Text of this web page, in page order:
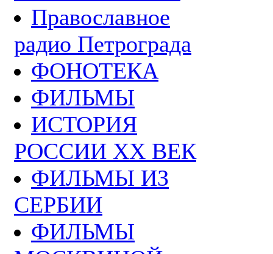
Православное
радио Петрограда
ФОНОТЕКА
ФИЛЬМЫ
ИСТОРИЯ
РОССИИ ХХ ВЕК
ФИЛЬМЫ ИЗ
СЕРБИИ
ФИЛЬМЫ